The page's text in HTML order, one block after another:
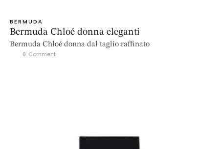
BERMUDA
Bermuda Chloé donna eleganti
Bermuda Chloé donna dal taglio raffinato
0 Comment